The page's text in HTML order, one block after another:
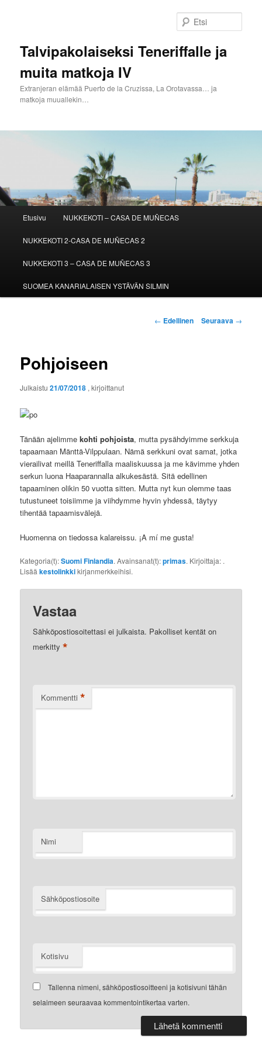
Talvipakolaiseksi Teneriffalle ja
muita matkoja IV
Extranjeran elämää Puerto de la Cruzissa, La Orotavassa… ja
matkoja muuallekin…
Etusivu NUKKEKOTI – CASA DE MUÑECAS
NUKKEKOTI 2-CASA DE MUÑECAS 2
NUKKEKOTI 3 – CASA DE MUÑECAS 3
SUOMEA KANARIALAISEN YSTÄVÄN SILMIN
Artikkelien
← Edellinen Seuraava →
Pohjoiseen
Julkaistu21/07/2018 , kirjoittanut
Tänään ajelimmekohti pohjoista, mutta pysähdyimme serkkuja
tapaamaan Mänttä-Vilppulaan. Nämä serkkuni ovat samat, jotka
vierailivat meillä Teneriffalla maaliskuussa ja me kävimme yhden
serkun luona Haaparannalla alkukesästä. Sitä edellinen
tapaaminen olikin 50 vuotta sitten. Mutta nyt kun olemme taas
tutustuneet toisiimme ja viihdymme hyvin yhdessä, täytyy
tihentää tapaamisvälejä.
Huomenna on tiedossa kalareissu. ¡A mí me gusta!
Kategoria(t):Suomi Finlandia. Avainsanat(t):primas. Kirjoittaja: .
Lisääkestolinkkikirjanmerkkeihisi.
Vastaa
Sähköpostiosoitettasi ei julkaista. Pakolliset kentät on
merkitty*
Kommentti *
Nimi
Sähköpostiosoite
Kotisivu
Tallenna nimeni, sähköpostiosoitteeni ja kotisivuni tähän
selaimeen seuraavaa kommentointikertaa varten.